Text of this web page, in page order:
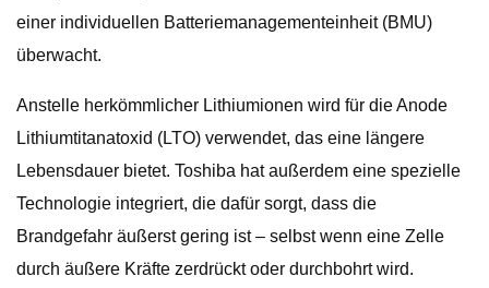
einer individuellen Batteriemanagementeinheit (BMU)
überwacht.
Anstelle herkömmlicher Lithiumionen wird für die Anode
Lithiumtitanatoxid (LTO) verwendet, das eine längere
Lebensdauer bietet. Toshiba hat außerdem eine spezielle
Technologie integriert, die dafür sorgt, dass die
Brandgefahr äußerst gering ist – selbst wenn eine Zelle
durch äußere Kräfte zerdrückt oder durchbohrt wird.